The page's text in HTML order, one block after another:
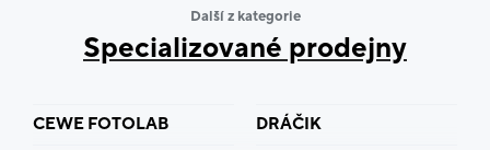
Další z kategorie
Specializované prodejny
CEWE FOTOLAB
DRÁČIK